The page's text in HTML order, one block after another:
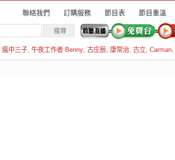
聯絡我們 訂購服務 節目表 節目重溫
瘋中三子, 午夜工作者 Benny, 古庄辰, 康常治, 古立, Carman,